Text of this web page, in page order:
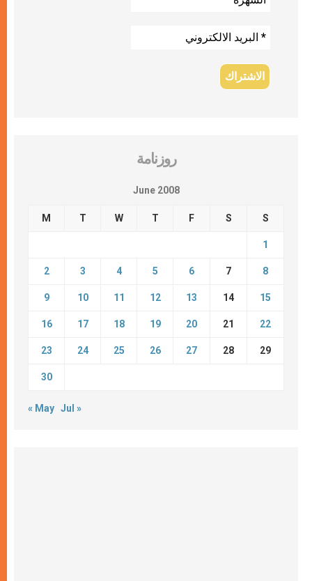
روزنامة
June 2008
M T W T F S S
1
2 3 4 5 6 7 8
9 10 11 12 13 14 15
16 17 18 19 20 21 22
23 24 25 26 27 28 29
30
« May Jul »